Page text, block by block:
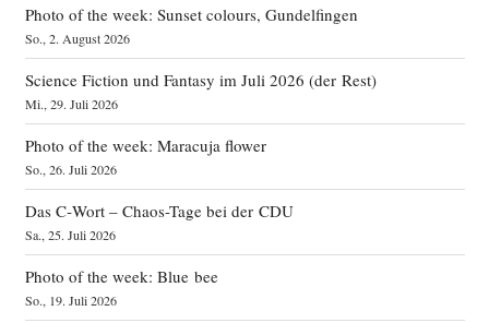
Photo of the week: Sunset colours, Gundelfingen
So., 2. August 2026
Science Fiction und Fantasy im Juli 2026 (der Rest)
Mi., 29. Juli 2026
Photo of the week: Maracuja flower
So., 26. Juli 2026
Das C‑Wort – Chaos-Tage bei der CDU
Sa., 25. Juli 2026
Photo of the week: Blue bee
So., 19. Juli 2026